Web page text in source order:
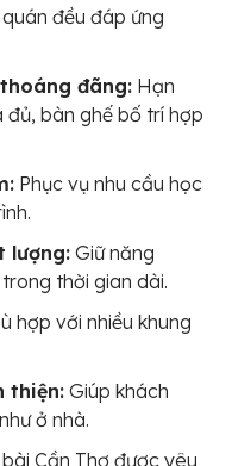
đều đáp ứng
đãng: Hạn
đủ, bàn ghế bố trí hợp
Phục vụ nhu cầu học
lượng: Giữ năng
thời gian dài.
hợp với nhiều khung
thiện:Giúp khách
ở nhà.
Cần Thơ được yêu